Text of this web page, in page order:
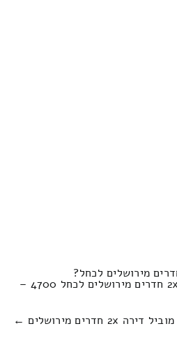
השוואת מחיר הובלת לדירה 2x חדרים מירושלים לכחל 4700 –
כמה עולה פירוק והרכבה של מוביל דירה 2x חדרים מירושלים ←